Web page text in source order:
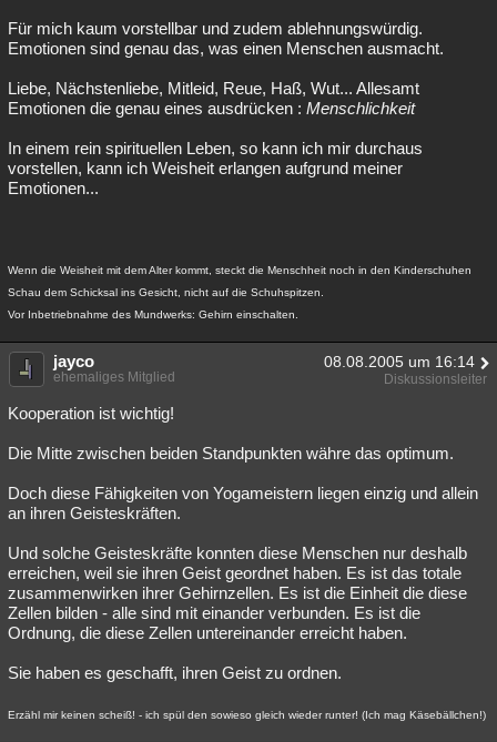
Für mich kaum vorstellbar und zudem ablehnungswürdig.
Emotionen sind genau das, was einen Menschen ausmacht.
Liebe, Nächstenliebe, Mitleid, Reue, Haß, Wut... Allesamt
Emotionen die genau eines ausdrücken : Menschlichkeit
In einem rein spirituellen Leben, so kann ich mir durchaus
vorstellen, kann ich Weisheit erlangen aufgrund meiner
Emotionen...
Wenn die Weisheit mit dem Alter kommt, steckt die Menschheit noch in den Kinderschuhen
Schau dem Schicksal ins Gesicht, nicht auf die Schuhspitzen.
Vor Inbetriebnahme des Mundwerks: Gehirn einschalten.
jayco 08.08.2005 um 16:14
ehemaliges Mitglied Diskussionsleiter
Kooperation ist wichtig!
Die Mitte zwischen beiden Standpunkten währe das optimum.
Doch diese Fähigkeiten von Yogameistern liegen einzig und allein
an ihren Geisteskräften.
Und solche Geisteskräfte konnten diese Menschen nur deshalb
erreichen, weil sie ihren Geist geordnet haben. Es ist das totale
zusammenwirken ihrer Gehirnzellen. Es ist die Einheit die diese
Zellen bilden - alle sind mit einander verbunden. Es ist die
Ordnung, die diese Zellen untereinander erreicht haben.
Sie haben es geschafft, ihren Geist zu ordnen.
Erzähl mir keinen scheiß! - ich spül den sowieso gleich wieder runter! (Ich mag Käsebällchen!)